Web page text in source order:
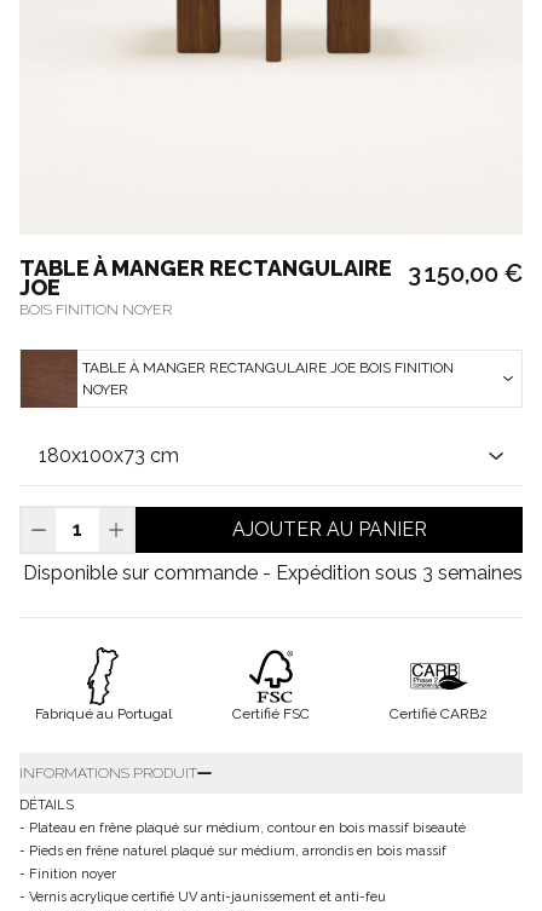
TABLE À MANGER RECTANGULAIRE
JOE
BOIS FINITION NOYER
3 150,00 €
TABLE À MANGER RECTANGULAIRE JOE BOIS FINITION
NOYER
AJOUTER AU PANIER
Disponible sur commande - Expédition sous 3 semaines
Fabriqué au Portugal Certifié FSC Certifié CARB2
INFORMATIONS PRODUIT
DÉTAILS
- Plateau en frêne plaqué sur médium, contour en bois massif biseauté
- Pieds en frêne naturel plaqué sur médium, arrondis en bois massif
- Finition noyer
- Vernis acrylique certifié UV anti-jaunissement et anti-feu